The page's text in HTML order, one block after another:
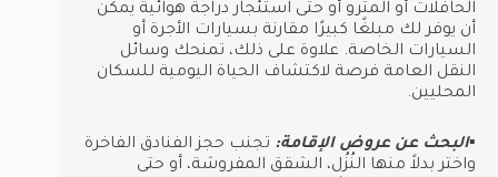
الحافلات أو المترو أو حتى استئجار دراجة هوائية يمكن
أن يوفر لك مبلغًا كبيرًا مقارنة بسيارات الأجرة أو
السيارات الخاصة. علاوة على ذلك، تمنحك وسائل
النقل العامة فرصة لاكتشاف الحياة اليومية للسكان
المحليين.
▪︎البحث عن عروض الإقامة: تجنب حجز الفنادق الفاخرة
واختر بدلاً منها النُزُل، الشقق المفروشة، أو حتى